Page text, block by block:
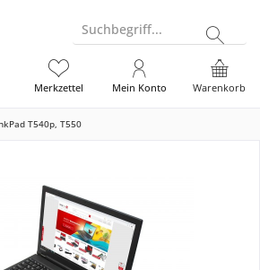
Suchbegriff...
Warenkorb
Merkzettel Mein Konto
T540p, T550